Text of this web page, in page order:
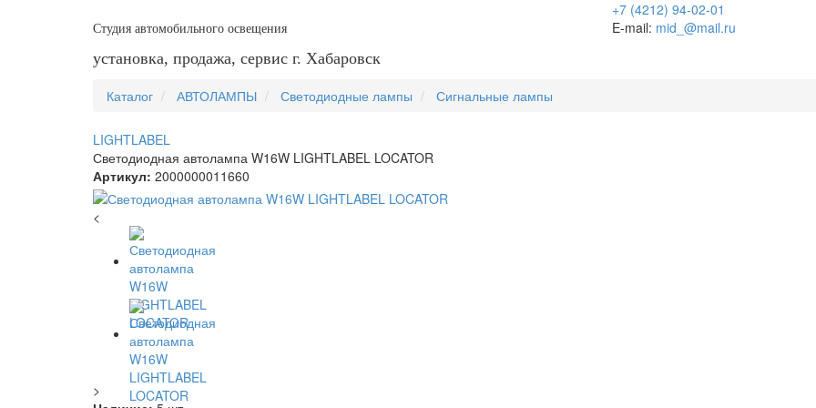
Студия автомобильного освещения
установка, продажа, сервис г. Хабаровск
+7 (4212) 94-02-01
E-mail: mid_@mail.ru
Каталог АВТОЛАМПЫ Светодиодные лампы Сигнальные лампы
LIGHTLABEL
Светодиодная автолампа W16W LIGHTLABEL LOCATOR
Артикул: 2000000011660
<
>